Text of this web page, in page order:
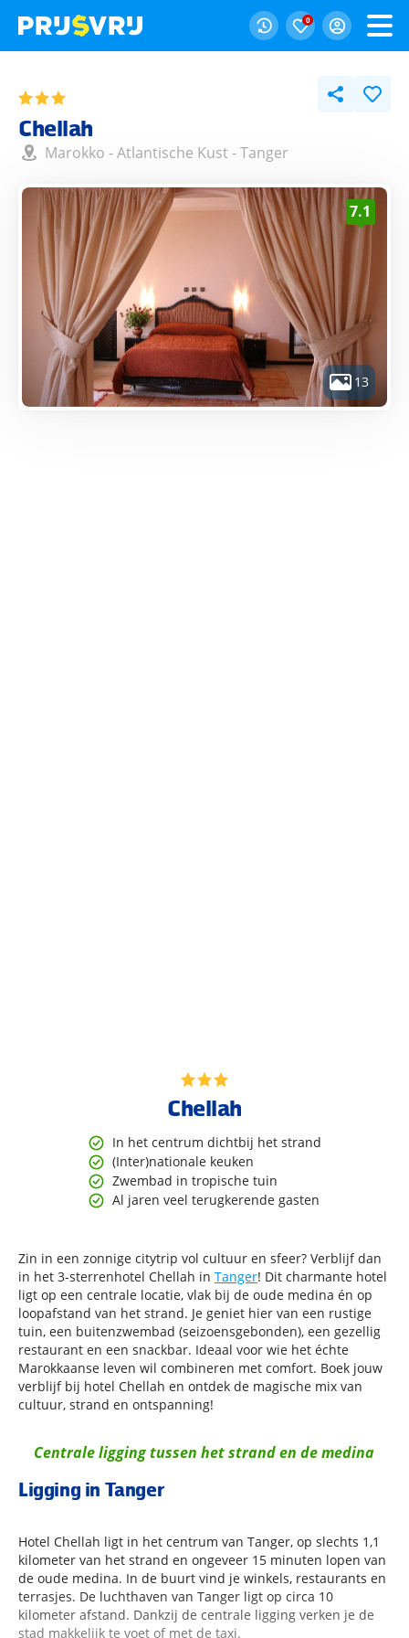
0
Chellah
Marokko -Atlantische Kust -Tanger
13
7.1
Chellah
In het centrum dichtbij het strand
(Inter)nationale keuken
Zwembad in tropische tuin
Al jaren veel terugkerende gasten
Zin in een zonnige citytrip vol cultuur en sfeer? Verblijf dan
in het 3-sterrenhotel Chellah in Tanger! Dit charmante hotel
ligt op een centrale locatie, vlak bij de oude medina én op
loopafstand van het strand. Je geniet hier van een rustige
tuin, een buitenzwembad (seizoensgebonden), een gezellig
restaurant en een snackbar. Ideaal voor wie het échte
Marokkaanse leven wil combineren met comfort. Boek jouw
verblijf bij hotel Chellah en ontdek de magische mix van
cultuur, strand en ontspanning!
Centrale ligging tussen het strand en de medina
Ligging in Tanger
Hotel Chellah ligt in het centrum van Tanger, op slechts 1,1
kilometer van het strand en ongeveer 15 minuten lopen van
de oude medina. In de buurt vind je winkels, restaurants en
terrasjes. De luchthaven van Tanger ligt op circa 10
kilometer afstand. Dankzij de centrale ligging verken je de
stad makkelijk te voet of met de taxi.